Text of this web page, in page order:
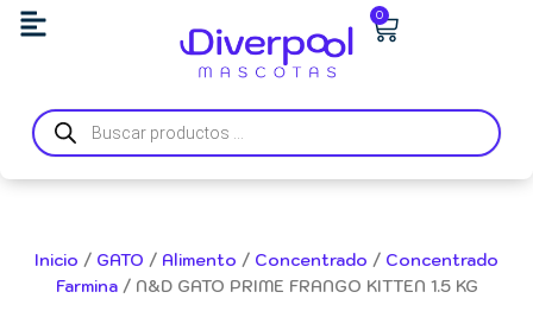
0
Carrito
Búsqueda
de
productos
Inicio / GATO / Alimento / Concentrado / Concentrado
Farmina/ N&D GATO PRIME FRANGO KITTEN 1.5 KG